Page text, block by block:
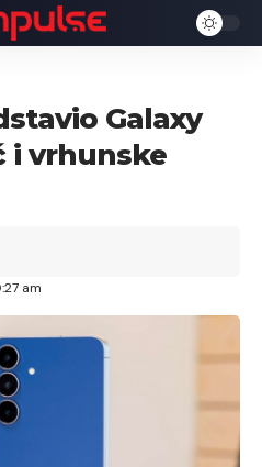
Galaxy
i vrhunske
am